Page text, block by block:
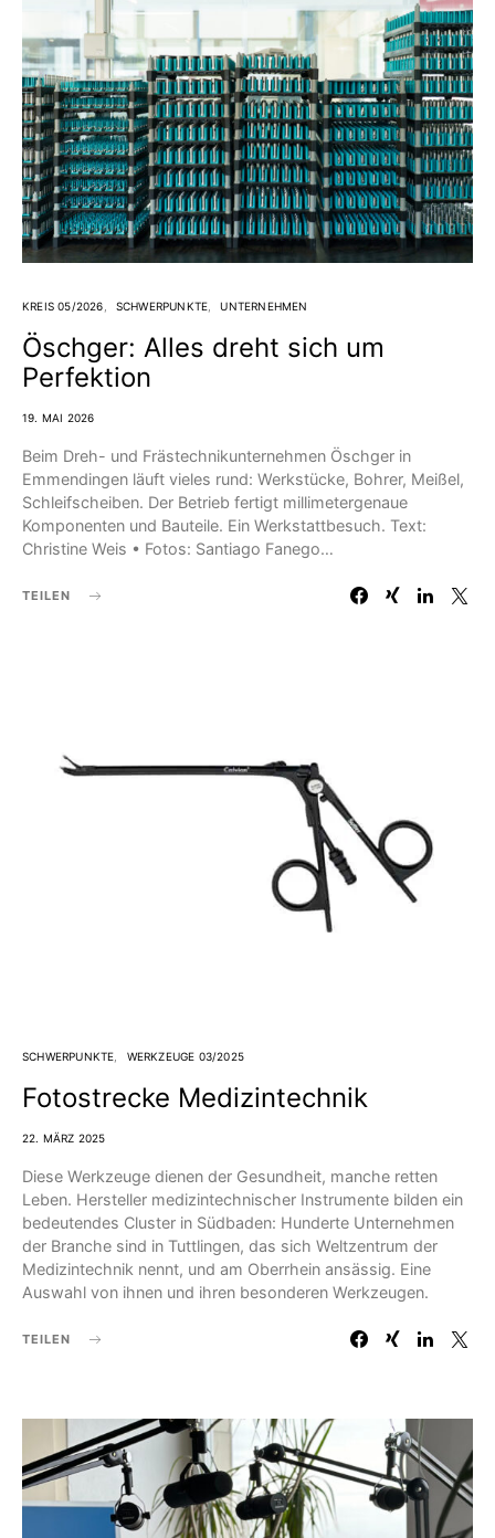
KREIS 05/2026 SCHWERPUNKTE UNTERNEHMEN
Öschger: Alles dreht sich um
Perfektion
19. MAI 2026
Beim Dreh- und Frästechnikunter­nehmen Öschger in
Emmendingen läuft vieles rund: Werkstücke, Bohrer, Meißel,
Schleifscheiben. Der Betrieb fertigt millimetergenaue
Komponenten und Bauteile. Ein Werkstattbesuch. Text:
Christine Weis • Fotos: Santiago Fanego…
TEILEN
SCHWERPUNKTE WERKZEUGE 03/2025
Fotostrecke Medizintechnik
22. MÄRZ 2025
Diese Werkzeuge dienen der Gesundheit, manche retten
Leben. Hersteller medizintechnischer Instrumente bilden ein
bedeutendes Cluster in Südbaden: Hunderte Unternehmen
der Branche sind in Tuttlingen, das sich Weltzentrum der
Medizintechnik nennt, und am Oberrhein ansässig. Eine
Auswahl von ihnen und ihren besonderen Werkzeugen.
TEILEN